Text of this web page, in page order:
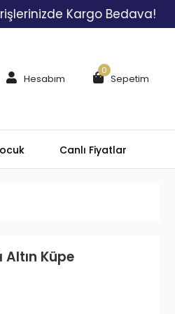
Kargo Bedava!
Hesabım Sepetim
0
Canlı Fiyatlar
Küpe